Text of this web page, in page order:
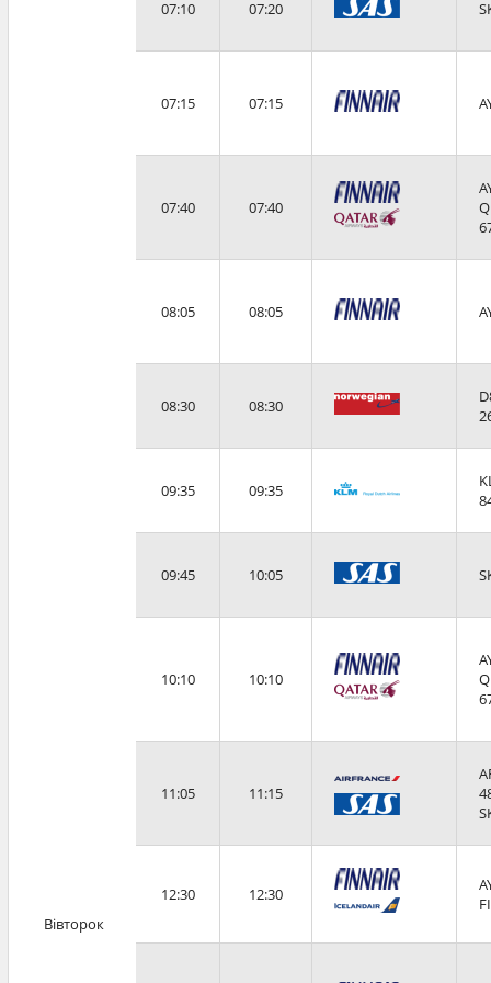
Вівторок
07:10 07:20
07:15 07:15
07:40 07:40
08:05 08:05
08:30 08:30
09:35 09:35
09:45 10:05
10:10 10:10
11:05 11:15
12:30 12:30